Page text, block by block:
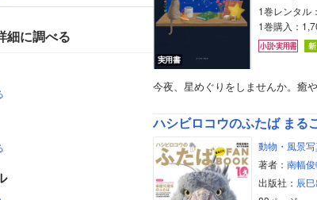
細に調べる
美女・美少女
女性写真集
実用書
1巻レンタル
1巻購入：
今夜、星めぐりをしませんか。癒
ハシビロコウのふたば まる
動物・風景
著者： 南幅
出版社： 辰